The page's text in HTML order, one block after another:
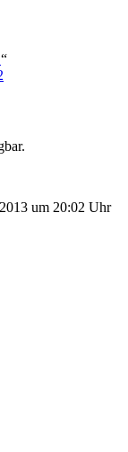
“
um 20:02 Uhr